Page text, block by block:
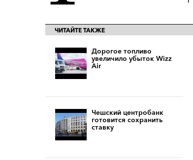
ЧИТАЙТЕ ТАКЖЕ
Дорогое топливо
увеличило убыток Wizz
Air
Чешский центробанк
готовится сохранить
ставку